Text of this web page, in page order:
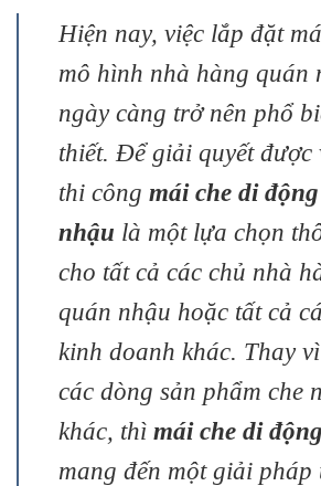
Hiện nay, việc lắp đặt
mô hình nhà hàng quán
ngày càng trở nên phổ
thiết. Để giải quyết được
thi công mái che di
nhậu là một lựa chọn
cho tất cả các chủ nhà
quán nhậu hoặc tất cả
kinh doanh khác. Thay
các dòng sản phẩm che
khác, thì mái che di
mang đến một giải pháp